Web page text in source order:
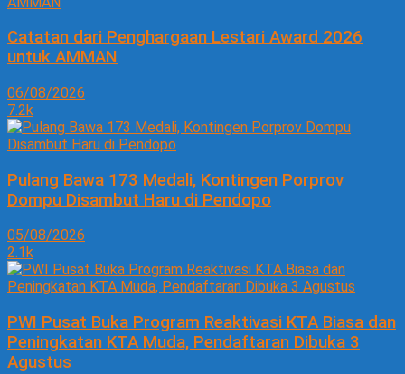
Catatan dari Penghargaan Lestari Award 2026
untuk AMMAN
06/08/2026
7.2k
Pulang Bawa 173 Medali, Kontingen Porprov
Dompu Disambut Haru di Pendopo
05/08/2026
2.1k
PWI Pusat Buka Program Reaktivasi KTA Biasa dan
Peningkatan KTA Muda, Pendaftaran Dibuka 3
Agustus